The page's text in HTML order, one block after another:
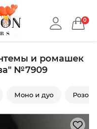
0
и ромашек
№7909
Моно и дуо